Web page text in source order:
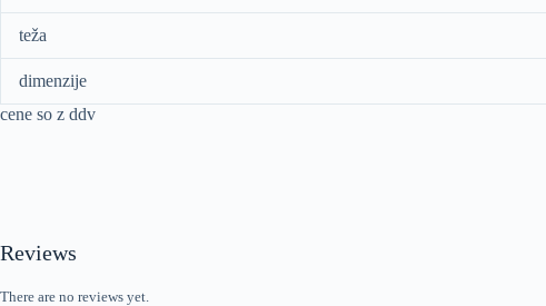
teža
dimenzije
cene so z ddv
Reviews
There are no reviews yet.